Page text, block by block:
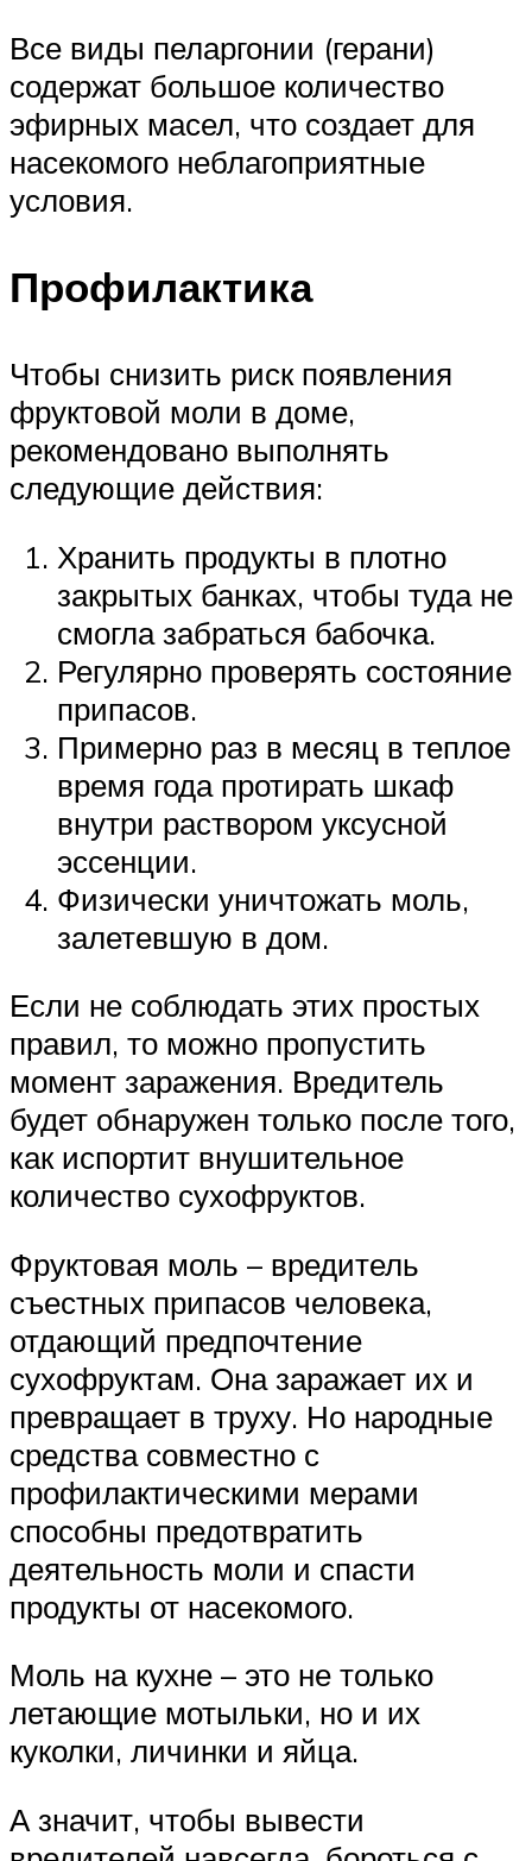
Все виды пеларгонии (герани)
содержат большое количество
эфирных масел, что создает для
насекомого неблагоприятные
условия.
Профилактика
Чтобы снизить риск появления
фруктовой моли в доме,
рекомендовано выполнять
следующие действия:
Хранить продукты в плотно
закрытых банках, чтобы туда не
смогла забраться бабочка.
Регулярно проверять состояние
припасов.
Примерно раз в месяц в теплое
время года протирать шкаф
внутри раствором уксусной
эссенции.
Физически уничтожать моль,
залетевшую в дом.
Если не соблюдать этих простых
правил, то можно пропустить
момент заражения. Вредитель
будет обнаружен только после того,
как испортит внушительное
количество сухофруктов.
Фруктовая моль – вредитель
съестных припасов человека,
отдающий предпочтение
сухофруктам. Она заражает их и
превращает в труху. Но народные
средства совместно с
профилактическими мерами
способны предотвратить
деятельность моли и спасти
продукты от насекомого.
Моль на кухне – это не только
летающие мотыльки, но и их
куколки, личинки и яйца.
А значит, чтобы вывести